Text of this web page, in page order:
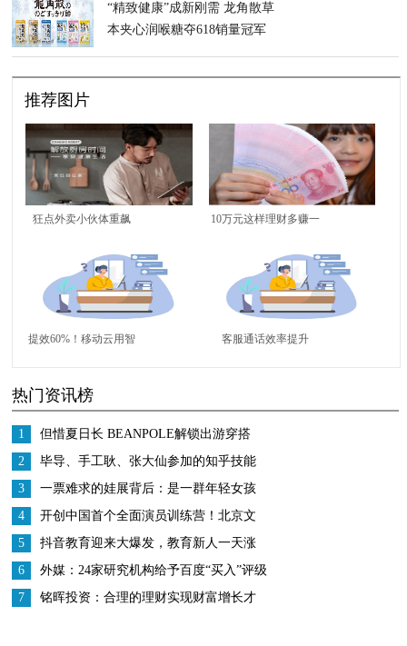
“精致健康”成新刚需 龙角散草
本夹心润喉糖夺618销量冠军
推荐图片
狂点外卖小伙体重飙
开启健康生活
10万元这样理财多赚一
结构性存款、打新基金
提效60%！移动云用智
赋能”！
客服通话效率提升
热门资讯榜
1
但惜夏日长 BEANPOLE解锁出游穿搭
2
毕导、手工耿、张大仙参加的知乎技能
研究所是什么？
3
一票难求的娃展背后：是一群年轻女孩
从追星到创业的蝶变
4
开创中国首个全面演员训练营！北京文
化或将再发爆款！
5
抖音教育迎来大爆发，教育新人一天涨
粉200万
6
外媒：24家研究机构给予百度“买入”评级
多家对冲基金增持股份
7
铭晖投资：合理的理财实现财富增长才